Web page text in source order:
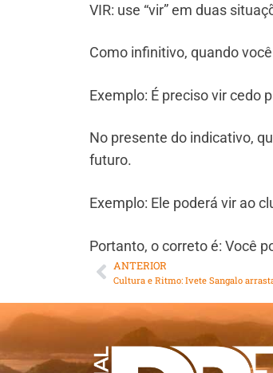
VIR: use “vir” em duas
Como infinitivo, quando
Exemplo: É preciso vir cedo
No presente do indicativo,
futuro.
Exemplo: Ele poderá vir ao
Portanto, o correto é: Você
ANTERIOR